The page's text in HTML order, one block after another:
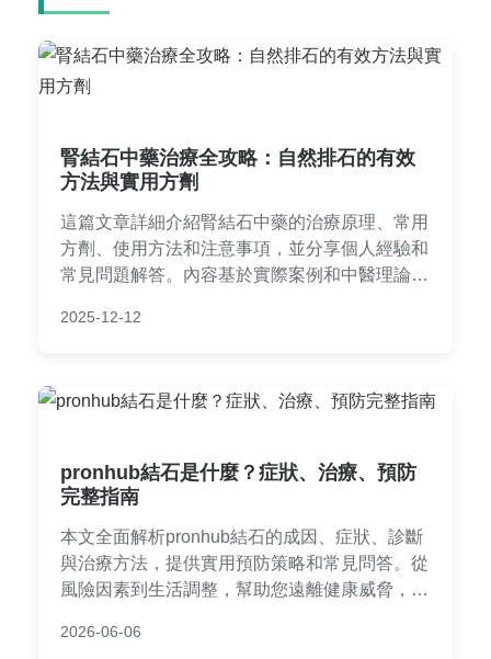
腎結石中藥治療全攻略：自然排石的有效
方法與實用方劑
這篇文章詳細介紹腎結石中藥的治療原理、常用
方劑、使用方法和注意事項，並分享個人經驗和
常見問題解答。內容基於實際案例和中醫理論，
險，適合有腎結石困擾的讀者參考。
2025-12-12
pronhub結石是什麼？症狀、治療、預防
完整指南
本文全面解析pronhub結石的成因、症狀、診斷
與治療方法，提供實用預防策略和常見問答。從
風險因素到生活調整，幫助您遠離健康威脅，內
讀者。
2026-06-06